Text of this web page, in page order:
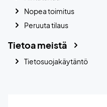
Nopea toimitus
Peruuta tilaus
Tietoa meistä
Tietosuojakäytäntö